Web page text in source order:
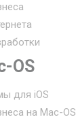
OS
для iOS
на Mac-OS